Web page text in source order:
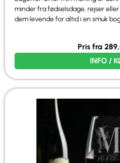
minder fra fødselsdage, rejser
dem levende for altid i en smuk
Pris fra
INFO /